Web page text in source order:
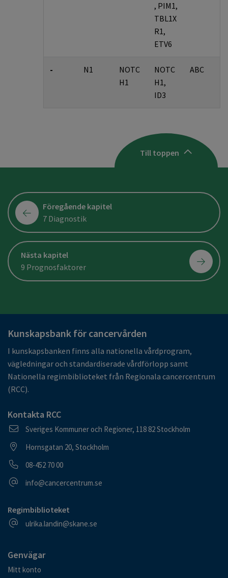
, PIM1,
TBL1X
R1,
ETV6
- N1
NOTC
H1
NOTC
H1,
ID3
ABC
Till toppen
Föregående kapitel
7 Diagnostik
Nästa kapitel
9 Prognosfaktorer
Kunskapsbank för cancervården
I kunskapsbanken finns alla nationella vårdprogram,
vägledningar och standardiserade vårdförlopp samt
Nationella regimbiblioteket från Regionala cancercentrum
(RCC).
Kontakta RCC
Postadress
Sveriges Kommuner och Regioner, 118 82 Stockholm
Besöksadress
Hornsgatan 20, Stockholm
Telefonnummer
08-452 70 00
E-postadress
info@cancercentrum.se
Regimbiblioteket
E-postadress
ulrika.landin@skane.se
Genvägar
Mitt konto